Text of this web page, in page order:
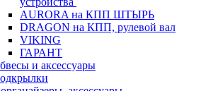
AURORA на КПП ШТЫРЬ
DRAGON на КПП, рулевой вал
VIKING
ГАРАНТ
и аксессуары